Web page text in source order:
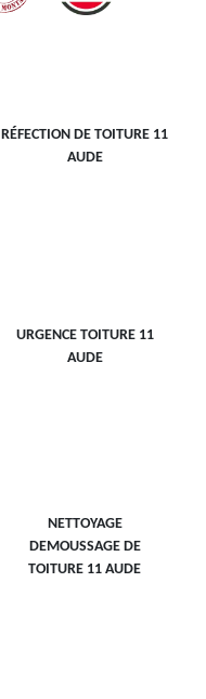
RÉFECTION DE TOITURE 11
AUDE
URGENCE TOITURE 11
AUDE
NETTOYAGE
DEMOUSSAGE DE
TOITURE 11 AUDE